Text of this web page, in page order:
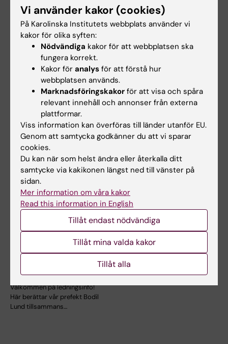
Digitalt
informationsmöte:
SciLifeLab Group
Leader nomineringar
– Utlysning 2026
Karolinska Institutet är ett av
universiteten i SciLifeLab, en
nationell…
Temamöte
Terminsstart HT26
Terminsstart på grundnivå och
23 sep 2026-23 sep 2026
Ledningsinfo
institutionen för
odontologi och
universitetstandvård
2026
Välkommen på ledningsinfo!
Här berättar vår prefekt Bodil
Lund tillsammans…
8 okt 2026
Träffa KI:s ledning i
dialogmöte (Solna)
Träffa och ställ frågor till KI:s
ledning rektor Annika Östman
Wernerson,…
Vi använder kakor (cookies)
På Karolinska Institutets webbplats använder vi
kakor för olika syften:
Nödvändiga kakor för att webbplatsen ska
fungera korrekt.
Kakor för analys för att förstå hur
webbplatsen används.
Marknadsföringskakor för att visa och spåra
relevant innehåll och annonser från externa
plattformar.
Viss information kan överföras till länder utanför EU.
Genom att samtycka godkänner du att vi sparar
cookies.
Du kan när som helst ändra eller återkalla ditt
samtycke via kakikonen längst ned till vänster på
sidan.
Mer information om våra kakor
Read this information in English
Tillåt endast nödvändiga
Tillåt mina valda kakor
Tillåt alla